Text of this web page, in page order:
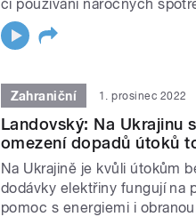
či používání náročných
Zahraniční 1. prosinec 2022
Landovský: Na Ukrajinu
omezení dopadů útoků
Na Ukrajině je kvůli útokům
dodávky elektřiny fungují na
pomoc s energiemi i